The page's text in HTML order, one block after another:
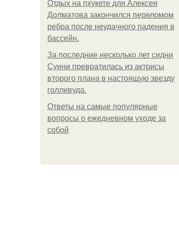
Отдых на пхукете для Алексея
Долматова закончился переломом
ребра после неудачного падения в
бассейн.
За последние несколько лет сидни
Суини превратилась из актрисы
второго плана в настоящую звезду
голливуда.
Ответы на самые популярные
вопросы о ежедневном уходе за
собой